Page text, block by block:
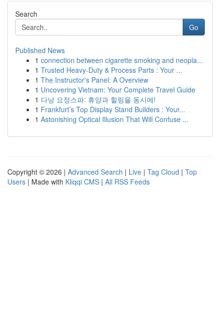
Search
Go
Published News
1 connection between cigarette smoking and neopla...
1 Trusted Heavy-Duty & Process Parts : Your ...
1 The Instructor's Panel: A Overview
1 Uncovering Vietnam: Your Complete Travel Guide
1 다낭 요정스파: 휴양과 힐링을 동시에!
1 Frankfurt’s Top Display Stand Builders : Your...
1 Astonishing Optical Illusion That Will Confuse ...
Copyright © 2026 | Advanced Search | Live | Tag Cloud | Top
Users | Made with Kliqqi CMS | All RSS Feeds